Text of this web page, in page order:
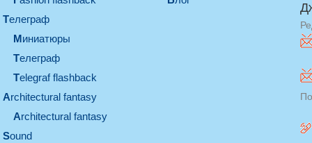
телеграф
миниатюры
телеграф
Telegraf flashback
architectural fantasy
architectural fantasy
sound